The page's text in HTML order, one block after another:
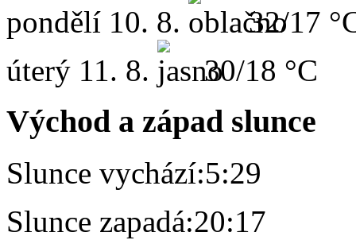
pondělí 10. 8.
32/17
úterý 11. 8. 30/18 °C
Východ a západ slunce
Slunce vychází:5:29
Slunce zapadá:20:17